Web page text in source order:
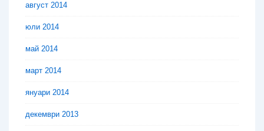
август 2014
юли 2014
май 2014
март 2014
януари 2014
декември 2013